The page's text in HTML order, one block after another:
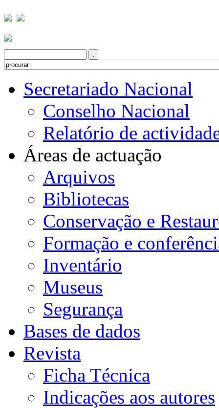
Secretariado Nacional
Conselho Nacional
Relatório de
Áreas de actuação
Arquivos
Bibliotecas
Conservação e
Formação e
Inventário
Museus
Segurança
Bases de dados
Revista
Ficha Técnica
Indicações aos autores